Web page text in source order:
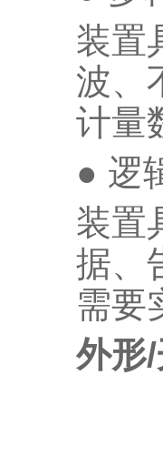
装置
波、
计量
● 逻
装置
据、
需要
外形